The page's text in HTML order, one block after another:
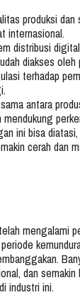
produksi
internasional.
distribusi
diakses
terhadap
antara
ini bisa
cerah dan
mengalami
dan
industri ini.